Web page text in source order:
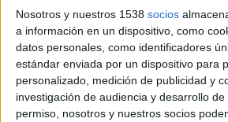
Nosotros y nuestros 1538 socios
a información en un dispositivo, como
datos personales, como identificadores
estándar enviada por un dispositivo para
personalizado, medición de publicidad y
investigación de audiencia y desarrollo de
permiso, nosotros y nuestros socios
IMPRIMIR
TWEET